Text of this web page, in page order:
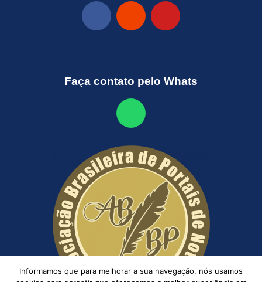
Faça contato pelo Whats
Informamos que para melhorar a sua navegação, nós usamos